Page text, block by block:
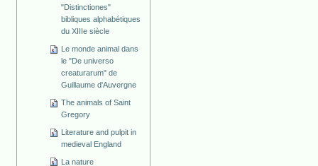
"Distinctiones"
bibliques alphabétiques
du XIIIe siècle
Le monde animal dans
le "De universo
creaturarum" de
Guillaume d'Auvergne
The animals of Saint
Gregory
Literature and pulpit in
medieval England
La nature